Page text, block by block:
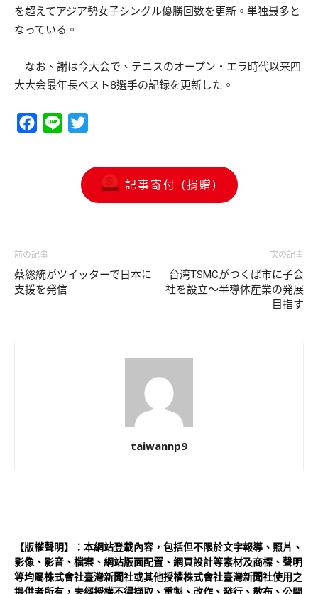
を超えてアジア勢女子シングル優勝回数を更新。単独最多と
なっている。
なお、謝は今大会で、テニスのオープン・エラ時代以来四
大大会最年長ベスト8選手の記録を更新した。
Facebook
Line
記事寄付 (捐贈)
前の記事
蔡総統がツイッターで日本に
支援を発信
次の記事
台湾TSMCがつくば市に子会
社を設立〜半導体産業の発展
目指す
taiwannp9
【版權聲明】：本網站登載內容，包括但不限於文字報導、照片、
影像、影音、檔案、網站版面配置、網頁設計等素材及商標、聲明
等均屬株式會社臺灣新聞社或其他授權株式會社臺灣新聞社使用之